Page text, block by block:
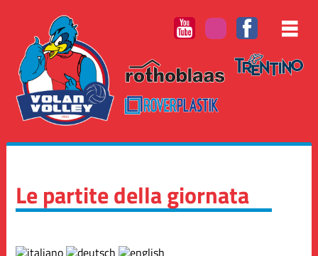
Le partite della giornata